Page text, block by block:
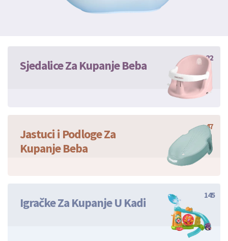
Sjedalice Za Kupanje Beba 22
Jastuci i Podloge Za
Kupanje Beba
47
Igračke Za Kupanje U Kadi 145